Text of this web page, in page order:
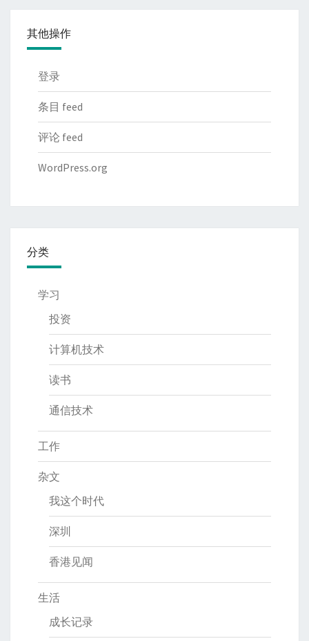
其他操作
登录
条目 feed
评论 feed
WordPress.org
分类
学习
投资
计算机技术
读书
通信技术
工作
杂文
我这个时代
深圳
香港见闻
生活
成长记录